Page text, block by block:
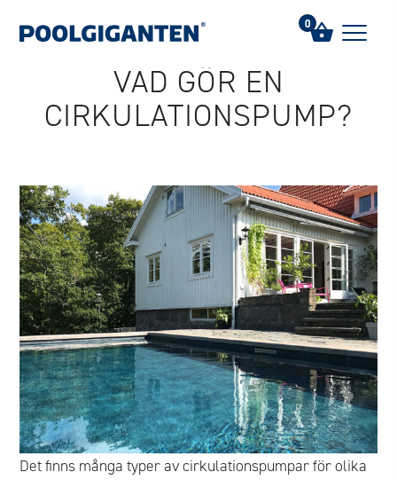
Vad gör en cirkulationspump?
VAD GÖR EN
CIRKULATIONSPUMP?
Det finns många typer av cirkulationspumpar för olika
0